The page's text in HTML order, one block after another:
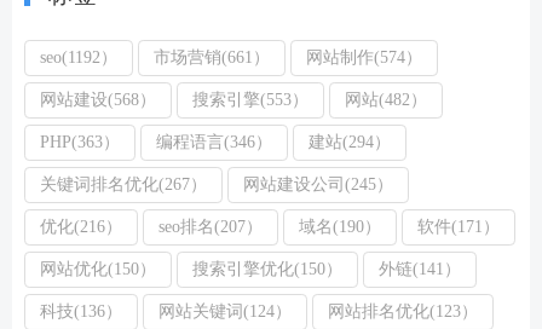
seo(1192） 市场营销(661） 网站制作(574）
网站建设(568） 搜索引擎(553） 网站(482）
PHP(363） 编程语言(346） 建站(294）
关键词排名优化(267） 网站建设公司(245）
优化(216） seo排名(207） 域名(190） 软件(171）
网站优化(150） 搜索引擎优化(150） 外链(141）
科技(136） 网站关键词(124） 网站排名优化(123）